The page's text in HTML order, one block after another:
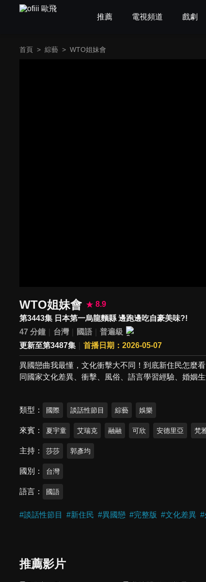
推薦 電視頻道 戲劇
首頁 > 綜藝 > WTO姐妹會
WTO姐妹會
8.9
第3443集 日本第一烏龍麵縣 邊跑邊吃自豪美味?!
47 分鐘
台灣 國語
普遍級
更新至第3487集
首播日期：2026-05-07
異國戀曲我最懂，文化衝擊大不同！到底新住民怎麼
同國家文化差異、衝擊、風俗、語言學習經驗、婚姻生
類型 國際 談話性節目 綜藝 娛樂
來賓 夏宇童 艾瑞克 融融 可欣 安德里亞 梵
主持 莎莎 郭彥均
國別 台灣
語言 國語
#談話性節目 #新住民 #異國戀 #完整版 #文化差異 #
推薦影片